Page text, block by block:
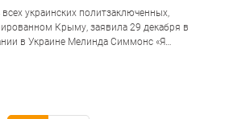
украинских политзаключенных,
Крыму, заявила 29 декабря в
в Украине Мелинда Симмонс «Я
правительством районах. Президенту